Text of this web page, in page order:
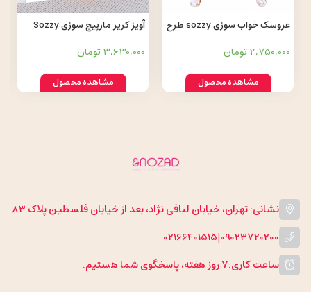
عروسک خواب سوزی sozzy طرح
2,750,000 تومان
مشاهده محصول
آویز کریر مارپیچ سوزی Sozzy
3,630,000 تومان
مشاهده محصول
نشانی: تهران، خیابان لبافی نژاد، بعد از خیابان فلسطین پلاک 83
09023720200
|
02166401515
ساعت کاری:۷ روز هفته، پاسخگوی شما هستیم.